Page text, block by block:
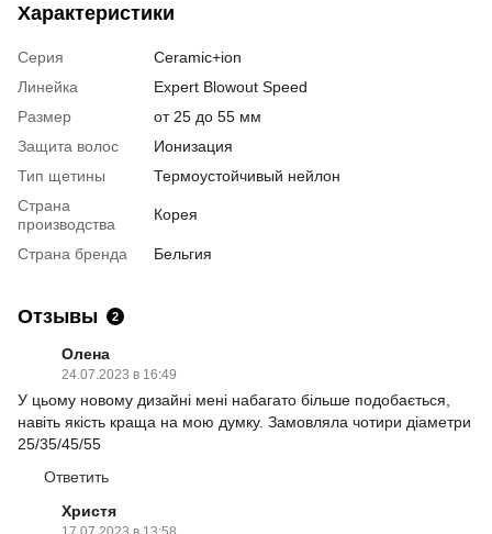
Характеристики
Серия
Ceramic+ion
Линейка
Expert Blowout Speed
Размер
от 25 до 55 мм
Защита волос
Ионизация
Тип щетины
Термоустойчивый нейлон
Страна
производства
Корея
Страна бренда Бельгия
Отзывы 2
Олена
24.07.2023 в 16:49
У цьому новому дизайні мені набагато більше подобається,
навіть якість краща на мою думку. Замовляла чотири діаметри
25/35/45/55
Ответить
Христя